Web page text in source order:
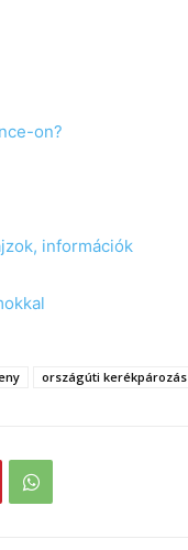
on?
információk
országúti kerékpározás